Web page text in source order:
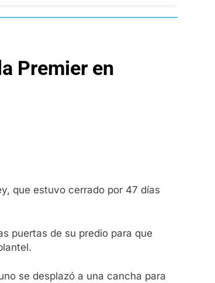
Premier en
que estuvo cerrado por 47 días
puertas de su predio para que
se desplazó a una cancha para